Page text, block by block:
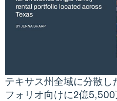
テキサス州全域に分散し
フォリオ向けに2億